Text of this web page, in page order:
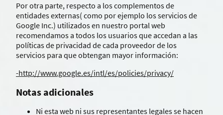
Por otra parte, respecto a los complementos de
entidades externas( como por ejemplo los servicios de
Google Inc.) utilizados en nuestro portal web
recomendamos a todos los usuarios que accedan a las
políticas de privacidad de cada proveedor de los
servicios para que obtengan mayor información:
-http://www.google.es/intl/es/policies/privacy/
Notas adicionales
Ni esta web ni sus representantes legales se hacen